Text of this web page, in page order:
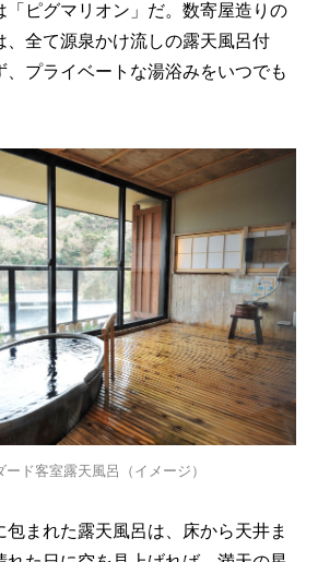
「ピグマリオン」だ。数寄屋造りの
、全て源泉かけ流しの露天風呂付
、プライベートな湯浴みをいつでも
ド客室露天風呂（イメージ）
まれた露天風呂は、床から天井ま